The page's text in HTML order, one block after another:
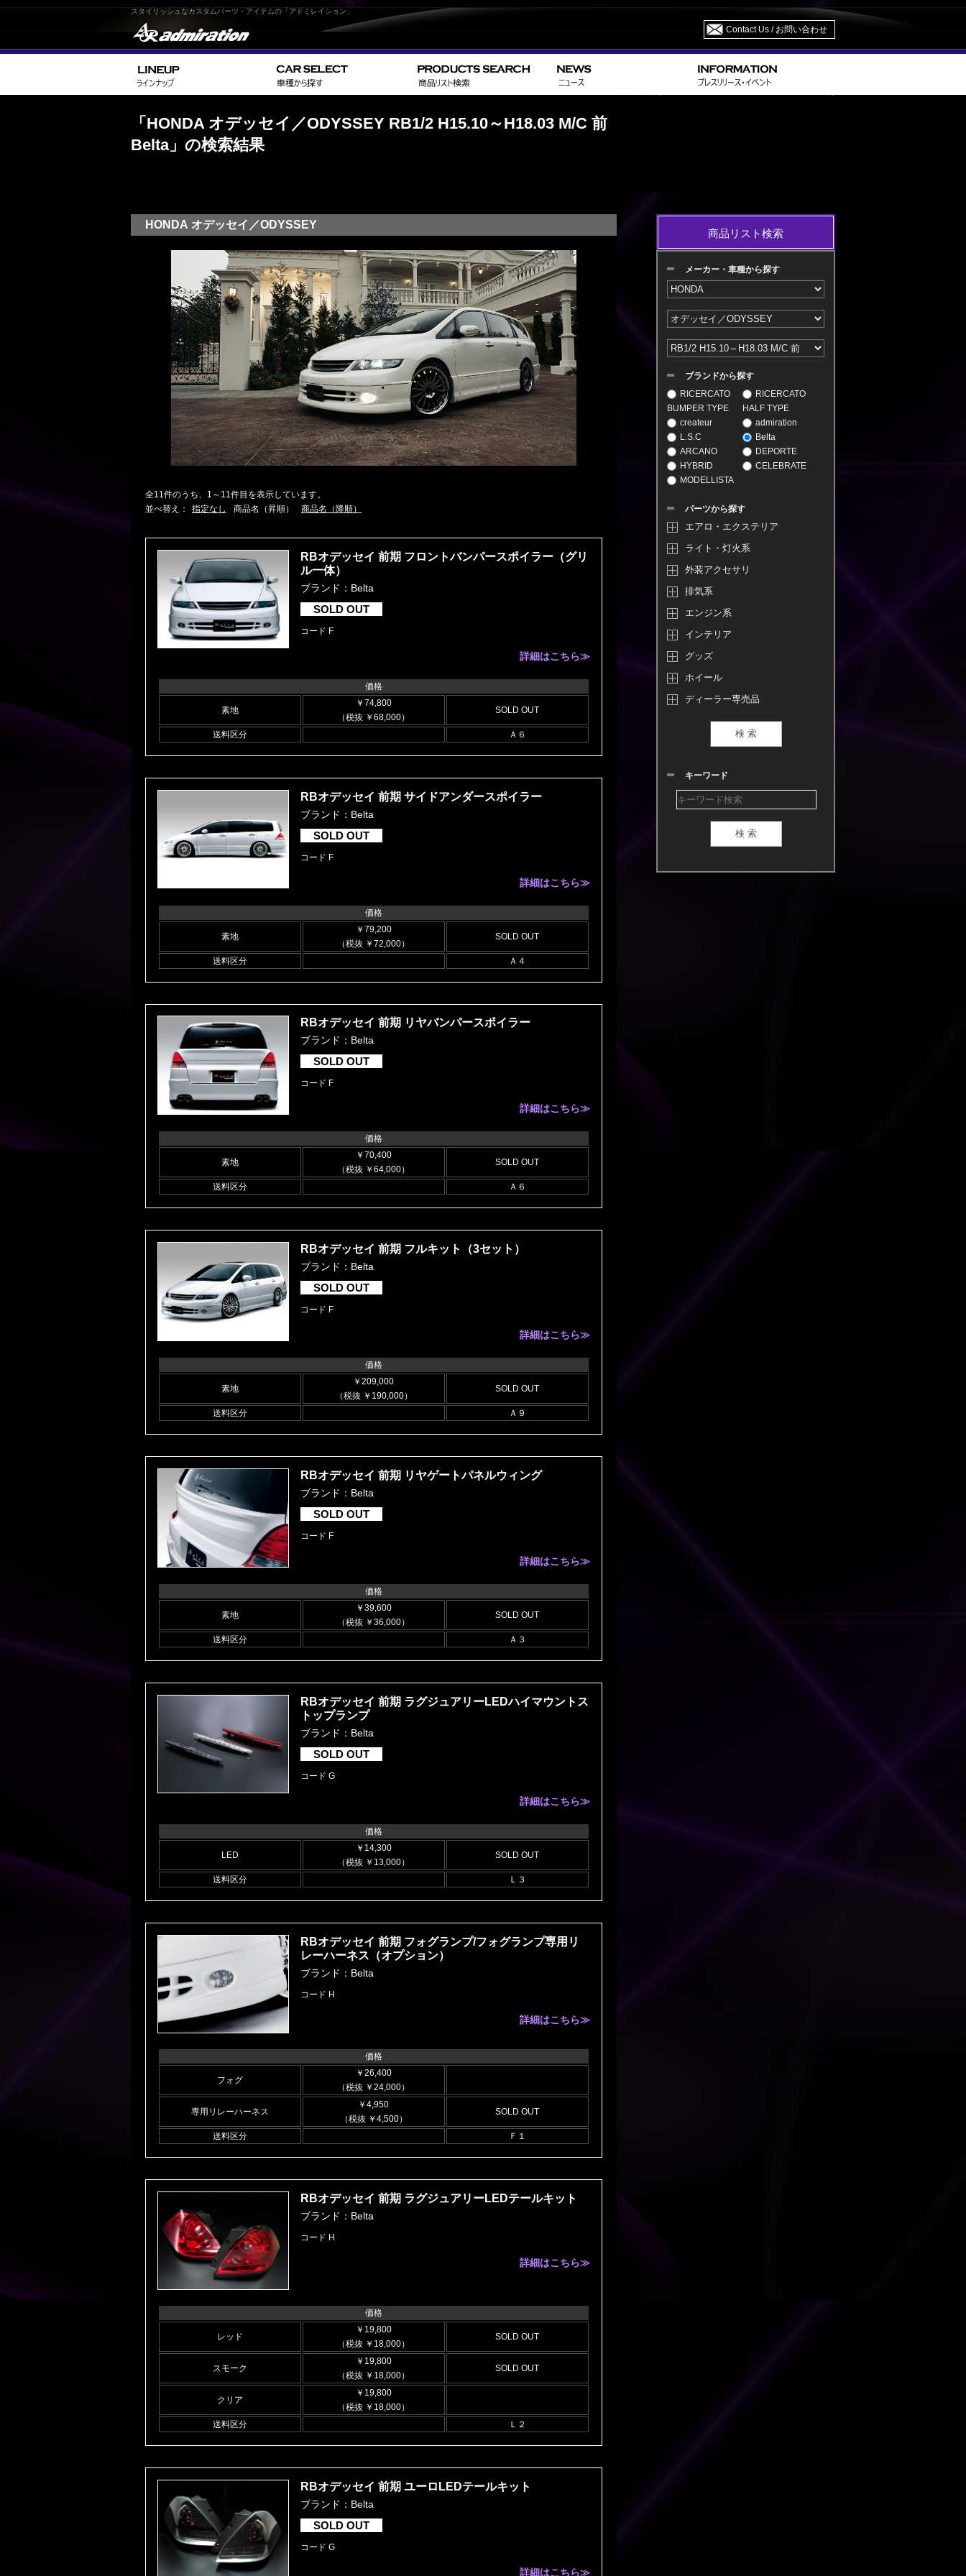
スタイリッシュなカスタムパーツ・アイテムの「アドミレイション」
Contact Us / お問い合わせ
「HONDA オデッセイ／ODYSSEY RB1/2 H15.10～H18.03 M/C 前
Belta」の検索結果
HONDA オデッセイ／ODYSSEY
全11件のうち、1～11件目を表示しています。
並べ替え：
指定なし 商品名（昇順） 商品名（降順）
RBオデッセイ 前期 フロントバンパースポイラー（グリ
ル一体）
ブランド：Belta
SOLD OUT
コード F
詳細はこちら≫
価格
素地
￥74,800
（税抜 ￥68,000）
SOLD OUT
送料区分 Ａ６
RBオデッセイ 前期 サイドアンダースポイラー
ブランド：Belta
SOLD OUT
コード F
詳細はこちら≫
価格
素地
￥79,200
（税抜 ￥72,000）
SOLD OUT
送料区分 Ａ４
RBオデッセイ 前期 リヤバンパースポイラー
ブランド：Belta
SOLD OUT
コード F
詳細はこちら≫
価格
素地
￥70,400
（税抜 ￥64,000）
SOLD OUT
送料区分 Ａ６
RBオデッセイ 前期 フルキット（3セット）
ブランド：Belta
SOLD OUT
コード F
詳細はこちら≫
価格
素地
￥209,000
（税抜 ￥190,000）
SOLD OUT
送料区分 Ａ９
RBオデッセイ 前期 リヤゲートパネルウィング
ブランド：Belta
SOLD OUT
コード F
詳細はこちら≫
価格
素地
￥39,600
（税抜 ￥36,000）
SOLD OUT
送料区分 Ａ３
RBオデッセイ 前期 ラグジュアリーLEDハイマウントス
トップランプ
ブランド：Belta
SOLD OUT
コード G
詳細はこちら≫
価格
LED
￥14,300
（税抜 ￥13,000）
SOLD OUT
送料区分 Ｌ３
RBオデッセイ 前期 フォグランプ/フォグランプ専用リ
レーハーネス（オプション）
ブランド：Belta
コード H
詳細はこちら≫
価格
フォグ
￥26,400
（税抜 ￥24,000）
専用リレーハーネス
￥4,950
（税抜 ￥4,500）
SOLD OUT
送料区分 Ｆ１
RBオデッセイ 前期 ラグジュアリーLEDテールキット
ブランド：Belta
コード H
詳細はこちら≫
価格
レッド
￥19,800
（税抜 ￥18,000）
SOLD OUT
スモーク
￥19,800
（税抜 ￥18,000）
SOLD OUT
クリア
￥19,800
（税抜 ￥18,000）
送料区分
Ｌ２
RBオデッセイ 前期 ユーロLEDテールキット
ブランド：Belta
SOLD OUT
コード G
詳細はこちら≫
商品リスト検索
メーカー・車種から探す
ブランドから探す
RICERCATO
BUMPER TYPE
RICERCATO
HALF TYPE
createur
admiration
L.S.C
Belta
ARCANO
DEPORTE
HYBRID
CELEBRATE
MODELLISTA
パーツから探す
エアロ・エクステリア
ライト・灯火系
外装アクセサリ
排気系
エンジン系
インテリア
グッズ
ホイール
ディーラー専売品
キーワード